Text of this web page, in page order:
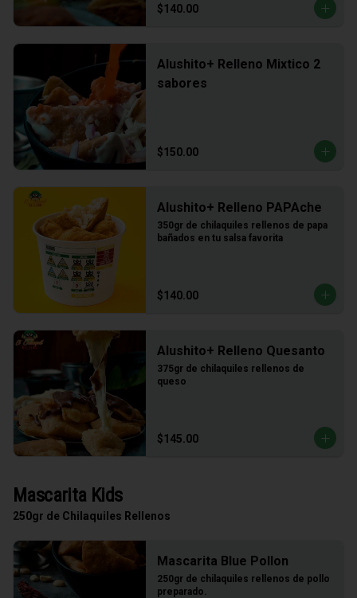
$140.00
Alushito+ Relleno Mixtico 2
sabores
$150.00
Alushito+ Relleno PAPAche
350gr de chilaquiles rellenos de papa
bañados en tu salsa favorita
$140.00
Alushito+ Relleno Quesanto
375gr de chilaquiles rellenos de
queso
$145.00
Mascarita Kids
250gr de Chilaquiles Rellenos
Mascarita Blue Pollon
250gr de chilaquiles rellenos de pollo
preparado.